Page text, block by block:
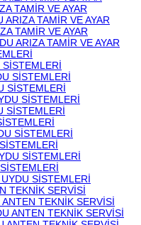
TAMİR VE AYAR
ARIZA TAMİR VE AYAR
TAMİR VE AYAR
ARIZA TAMİR VE AYAR
SİSTEMLERİ
SİSTEMLERİ
SİSTEMLERİ
SİSTEMLERİ
SİSTEMLERİ
SİSTEMLERİ
SİSTEMLERİ
TEKNİK SERVİSİ
TEKNİK SERVİSİ
ANTEN TEKNİK SERVİSİ